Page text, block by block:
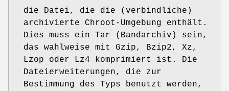
die Datei, die die (verbindliche)
archivierte Chroot-Umgebung enthält.
Dies muss ein Tar (Bandarchiv) sein,
das wahlweise mit Gzip, Bzip2, Xz,
Lzop oder Lz4 komprimiert ist. Die
Dateierweiterungen, die zur
Bestimmung des Typs benutzt werden,